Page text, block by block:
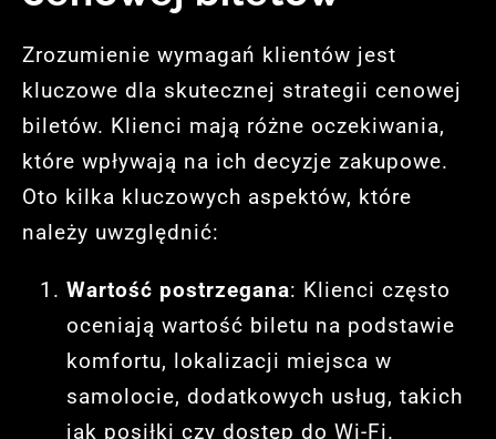
Zrozumienie wymagań klientów jest
kluczowe dla skutecznej strategii cenowej
biletów. Klienci mają różne oczekiwania,
które wpływają na ich decyzje zakupowe.
Oto kilka kluczowych aspektów, które
należy uwzględnić:
Wartość postrzegana: Klienci często
oceniają wartość biletu na podstawie
komfortu, lokalizacji miejsca w
samolocie, dodatkowych usług, takich
jak posiłki czy dostęp do Wi-Fi.